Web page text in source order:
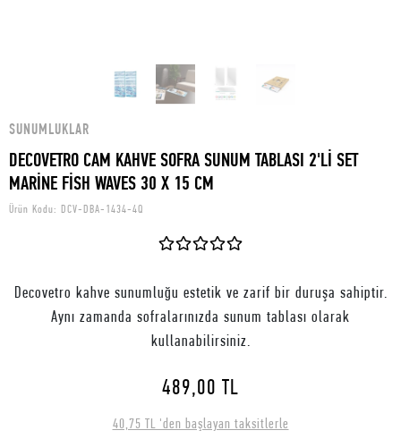
SUNUMLUKLAR
DECOVETRO CAM KAHVE SOFRA SUNUM TABLASI 2'Lİ SET
MARİNE FİSH WAVES 30 X 15 CM
Ürün Kodu: DCV-DBA-1434-4Q
Decovetro kahve sunumluğu estetik ve zarif bir duruşa sahiptir.
Aynı zamanda sofralarınızda sunum tablası olarak
kullanabilirsiniz.
489,00 TL
40,75 TL 'den başlayan taksitlerle